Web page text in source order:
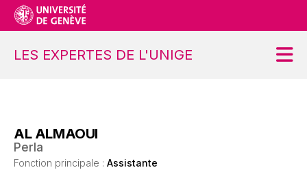
LES EXPERTES DE L'UNIGE
Projet
Ateliers
AL ALMAOUI
Perla
Fonction principale : Assistante